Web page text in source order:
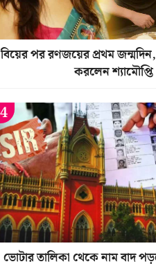
বিয়ের পর রণজয়ের প্রথম জন্মদিন,
করলেন শ্যামৌপ্তি
ভোটার তালিকা থেকে নাম বাদ